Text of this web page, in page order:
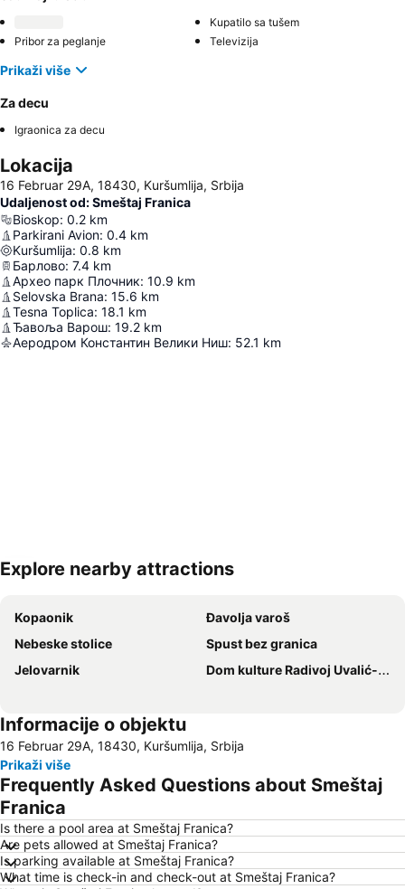
Kupatilo sa tušem
Pribor za peglanje
Televizija
Prikaži više
Za decu
Igraonica za decu
Lokacija
16 Februar 29A, 18430, Kuršumlija, Srbija
Udaljenost od: Smeštaj Franica
Bioskop: 0.2 km
Parkirani Avion: 0.4 km
Kuršumlija: 0.8 km
Барлово: 7.4 km
Архео парк Плочник: 10.9 km
Selovska Brana: 15.6 km
Tesna Toplica: 18.1 km
Ђавоља Варош: 19.2 km
Аеродром Константин Велики Ниш: 52.1 km
Explore nearby attractions
Kopaonik
Đavolja varoš
Nebeske stolice
Spust bez granica
Jelovarnik
Dom kulture Radivoj Uvalić-Bata
Informacije o objektu
16 Februar 29A, 18430, Kuršumlija, Srbija
Prikaži više
Frequently Asked Questions about Smeštaj
Franica
Is there a pool area at Smeštaj Franica?
Are pets allowed at Smeštaj Franica?
Is parking available at Smeštaj Franica?
What time is check-in and check-out at Smeštaj Franica?